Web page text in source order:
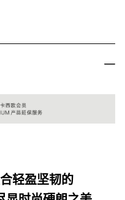
轻盈坚韧的